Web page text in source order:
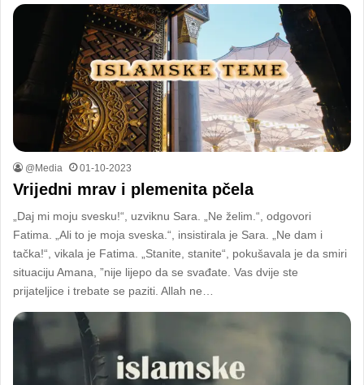
@Media 01-10-2023
Vrijedni mrav i plemenita pčela
„Daj mi moju svesku!“, uzviknu Sara. „Ne želim.“, odgovori
Fatima. „Ali to je moja sveska.“, insistirala je Sara. „Ne dam i
tačka!“, vikala je Fatima. „Stanite, stanite“, pokušavala je da smiri
situaciju Amana, ”nije lijepo da se svađate. Vas dvije ste
prijateljice i trebate se paziti. Allah ne…